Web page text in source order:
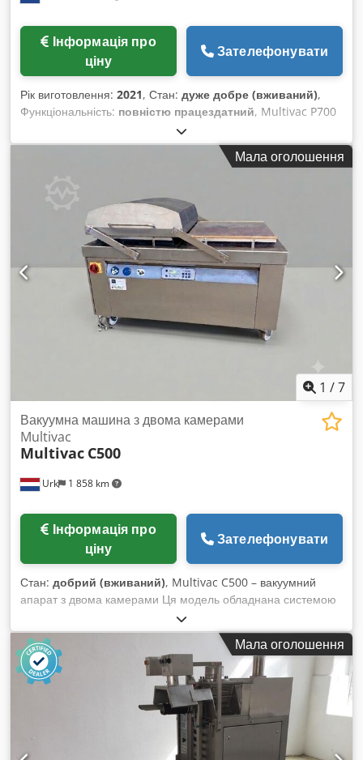
ціну
Зателефонувати
Рік виготовлення: 2021, Стан: дуже добре (вживаний),
Функціональність: повністю працездатний, Multivac P700
– вакуумний апарат із двома камерами Апарат MULTIVAC P
700 із двома камерами – забезпечує високу продуктивність
навіть при обробці великих за розміром продуктів.
Відрізняється винятковою модульністю, надійністю та
зручністю в експлуатації. Виробник: Multivac Модель: P700
Рік випуску: 2021 Вакуумний насос: Busch, 300 м³/год
Довжина зварного бруса: 1100 мм (x4) Розміри камери
(довжина x ширина x висота): 1100x700x250 мм Потужність:
400 В / 50 Гц / 6 кВт Розміри апарата (довжина x ширина x
висота): 2600x1000x1145 мм Вага апарата: 850 кг.
Crsdpszp E Atjfx Aafef
Мала оголошення
1 /7
Urk 1 858 km
Вакуумна машина з двома камерами
Multivac
Multivac C500
ціну
Зателефонувати
Стан: добрий (вживаний), Multivac C500 – вакуумний
апарат з двома камерами Ця модель обладнана системою
вакуумування та наповнення захисним газом. Апарати з
двома камерами від компанії MULTIVAC прості в
експлуатації, їх легко чистити та обслуговувати. Вони
забезпечують найвищу продуктивність при мінімальних
габаритах, а також демонструють вражаючі показники
протягом усього терміну служби завдяки високій швидкості
виробництва та якості пакування. Процеси вакуумування та
наповнення захисним газом контролюються за допомогою
тиску, що гарантує відтворювані результати пакування.
Мала оголошення